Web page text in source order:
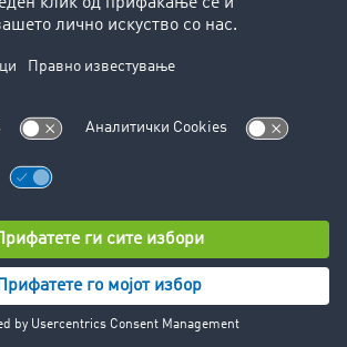
работење
GmbH 2024. Сите права се задржани